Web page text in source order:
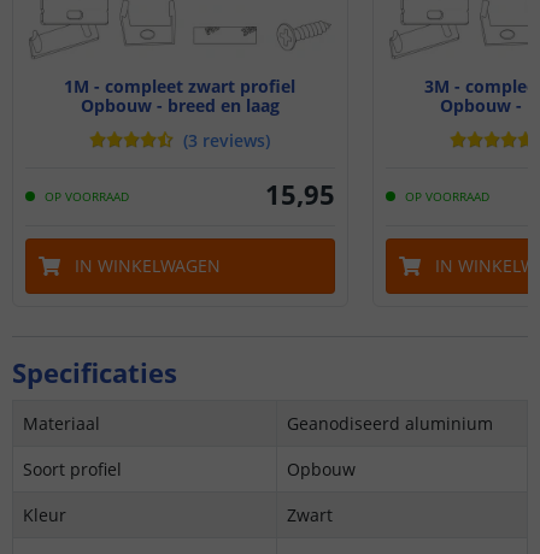
1M - compleet zwart profiel
Opbouw - breed en laag
(3 reviews)
OP VOORRAAD 15,95
IN WINKELWAGEN
3M -
Opbouw -
OP VOORRAAD
IN
Specificaties
Materiaal
Geanodiseerd aluminium
Soort profiel
Opbouw
Kleur
Zwart